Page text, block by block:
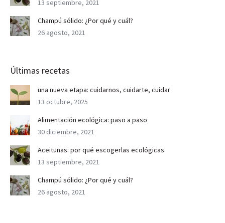
13 septiembre, 2021
Champú sólido: ¿Por qué y cuál?
26 agosto, 2021
Últimas recetas
una nueva etapa: cuidarnos, cuidarte, cuidar
13 octubre, 2025
Alimentación ecológica: paso a paso
30 diciembre, 2021
Aceitunas: por qué escogerlas ecológicas
13 septiembre, 2021
Champú sólido: ¿Por qué y cuál?
26 agosto, 2021